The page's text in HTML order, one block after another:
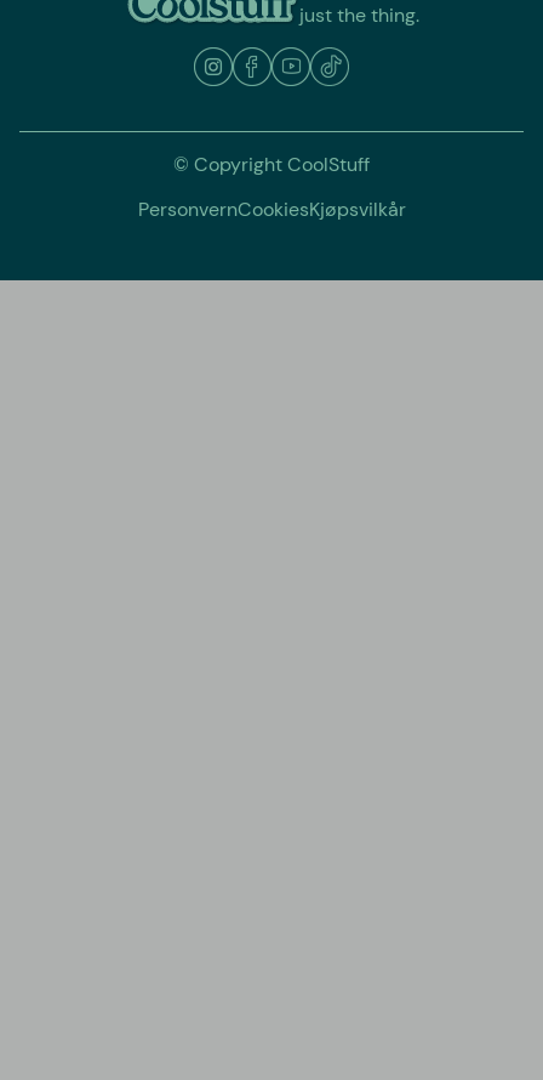
just the thing.
© Copyright CoolStuff
PersonvernCookiesKjøpsvilkår